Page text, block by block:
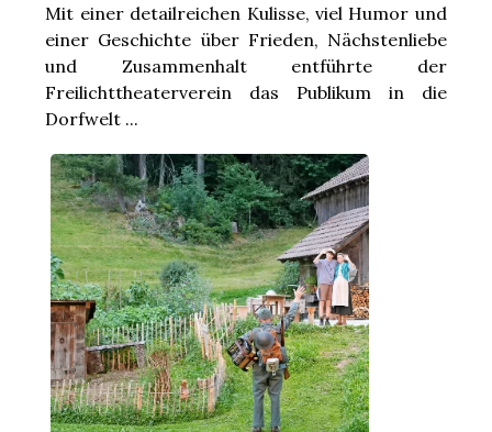
Mit einer detailreichen Kulisse, viel Humor und
einer Geschichte über Frieden, Nächstenliebe
und Zusammenhalt entführte der
Freilichttheaterverein das Publikum in die
Dorfwelt ...